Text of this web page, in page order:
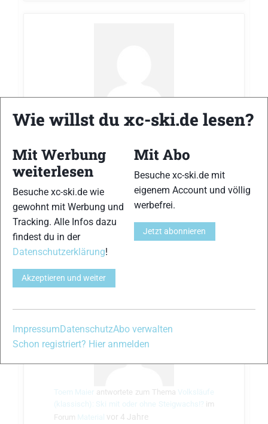
(klassisch): Ski mit oder ohne Steigwachs!?
im
Vielen Dank für diese sehr interessanten
Informationen bezüglich der Ski. Und dass du
so einen direkten Draht zu jemandem wie
Auckland hast ist natürlich schon sehr fein.
Chapeau!
Teilen
Toem Maier antwortete zum Thema Volksläufe
(klassisch): Ski mit oder ohne Steigwachs!?
im
Forum Material vor 4 Jahre
Wie willst du xc-ski.de lesen?
Mit Werbung
weiterlesen
Besuche xc-ski.de wie
gewohnt mit Werbung und
Tracking. Alle Infos dazu
findest du in der
Datenschutzerklärung!
Akzeptieren und weiter
Mit Abo
Besuche xc-ski.de mit
eigenem Account und völlig
werbefrei.
Jetzt abonnieren
ImpressumDatenschutzAbo verwalten
Schon registriert? Hier anmelden